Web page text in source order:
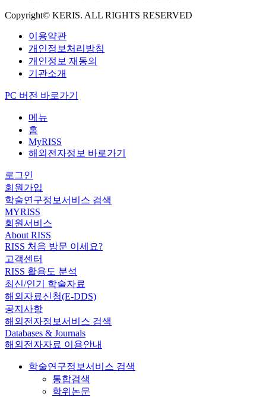
Copyright© KERIS. ALL RIGHTS RESERVED
이용약관
개인정보처리방침
개인정보 재동의
기관소개
PC 버전 바로가기
메뉴
홈
MyRISS
해외전자정보 바로가기
로그인
회원가입
학술연구정보서비스 검색
MYRISS
회원서비스
About RISS
RISS 처음 방문 이세요?
고객센터
RISS 활용도 분석
최신/인기 학술자료
해외자료신청(E-DDS)
공지사항
해외전자정보서비스 검색
Databases & Journals
해외전자자료 이용안내
학술연구정보서비스 검색
통합검색
학위논문